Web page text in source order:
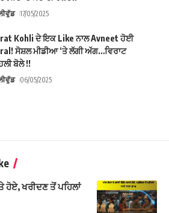
17/05/2025
Kohli ਦੇ ਇਕ Like ਨਾਲ Avneet ਹੋਈ
ਸੋਸ਼ਲ ਮੀਡੀਆ ‘ਤੇ ਲੱਗੀ ਅੱਗ…ਵਿਰਾਟ
ਬੋਲੇ !!
06/05/2025
ਹੋਏ, ਖਰੀਦਣ ਤੋਂ ਪਹਿਲਾਂ